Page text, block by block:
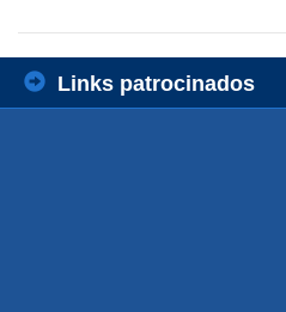
Links patrocinados